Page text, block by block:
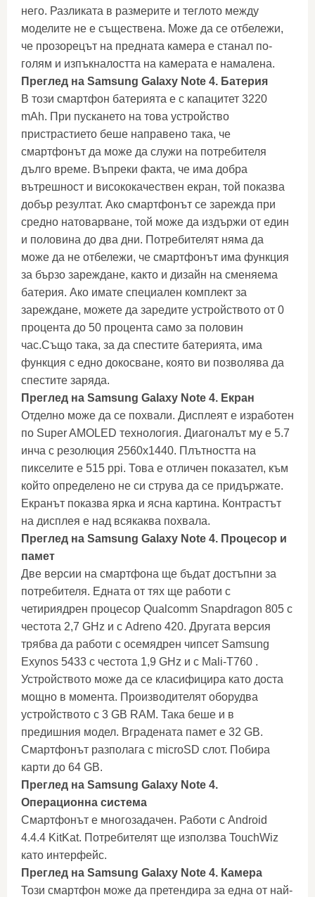
него. Разликата в размерите и теглото между
моделите не е съществена. Може да се отбележи,
че прозорецът на предната камера е станал по-
голям и изпъкналостта на камерата е намалена.
Преглед на Samsung Galaxy Note 4. Батерия
В този смартфон батерията е с капацитет 3220
mAh. При пускането на това устройство
пристрастието беше направено така, че
смартфонът да може да служи на потребителя
дълго време. Въпреки факта, че има добра
вътрешност и висококачествен екран, той показва
добър резултат. Ако смартфонът се зарежда при
средно натоварване, той може да издържи от един
и половина до два дни. Потребителят няма да
може да не отбележи, че смартфонът има функция
за бързо зареждане, както и дизайн на сменяема
батерия. Ако имате специален комплект за
зареждане, можете да заредите устройството от 0
процента до 50 процента само за половин
час.Също така, за да спестите батерията, има
функция с едно докосване, която ви позволява да
спестите заряда.
Преглед на Samsung Galaxy Note 4. Екран
Отделно може да се похвали. Дисплеят е изработен
по Super AMOLED технология. Диагоналът му е 5.7
инча с резолюция 2560x1440. Плътността на
пикселите е 515 ppi. Това е отличен показател, към
който определено не си струва да се придържате.
Екранът показва ярка и ясна картина. Контрастът
на дисплея е над всякаква похвала.
Преглед на Samsung Galaxy Note 4. Процесор и
памет
Две версии на смартфона ще бъдат достъпни за
потребителя. Едната от тях ще работи с
четириядрен процесор Qualcomm Snapdragon 805 с
честота 2,7 GHz и с Adreno 420. Другата версия
трябва да работи с осемядрен чипсет Samsung
Exynos 5433 с честота 1,9 GHz и с Mali-T760 .
Устройството може да се класифицира като доста
мощно в момента. Производителят оборудва
устройството с 3 GB RAM. Така беше и в
предишния модел. Вградената памет е 32 GB.
Смартфонът разполага с microSD слот. Побира
карти до 64 GB.
Преглед на Samsung Galaxy Note 4.
Операционна система
Смартфонът е многозадачен. Работи с Android
4.4.4 KitKat. Потребителят ще използва TouchWiz
като интерфейс.
Преглед на Samsung Galaxy Note 4. Камера
Този смартфон може да претендира за една от най-